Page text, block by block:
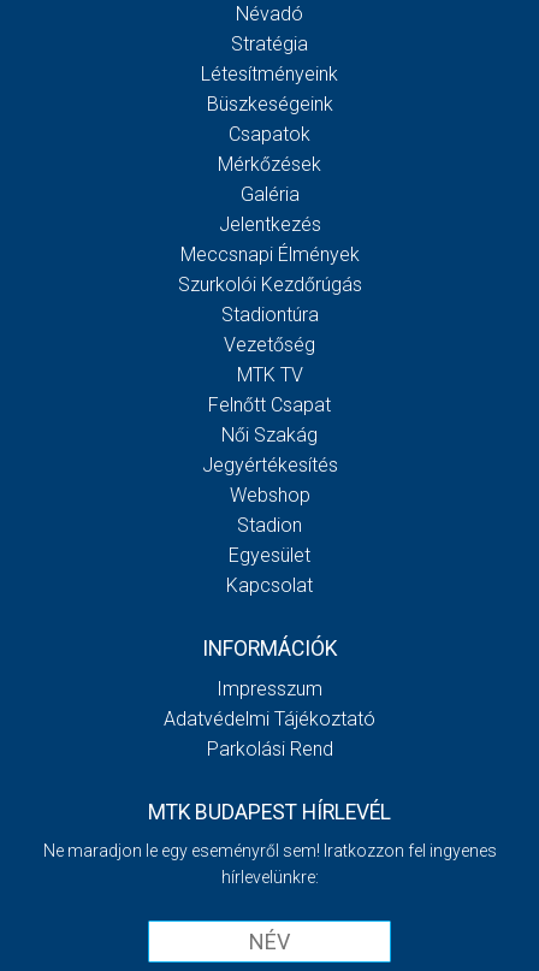
Névadó
Stratégia
Létesítményeink
Büszkeségeink
Csapatok
Mérkőzések
Galéria
Jelentkezés
Meccsnapi Élmények
Szurkolói Kezdőrúgás
Stadiontúra
Vezetőség
MTK TV
Felnőtt Csapat
Női Szakág
Jegyértékesítés
Webshop
Stadion
Egyesület
Kapcsolat
INFORMÁCIÓK
Impresszum
Adatvédelmi Tájékoztató
Parkolási Rend
MTK BUDAPEST HÍRLEVÉL
Ne maradjon le egy eseményről sem! Iratkozzon fel ingyenes
hírlevelünkre: